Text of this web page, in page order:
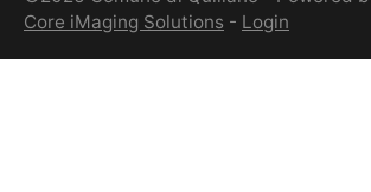
Core iMaging Solutions - Login